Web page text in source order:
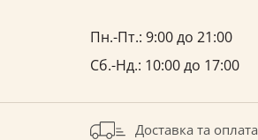
Пн.-Пт.: 9:00 до 21:00
Сб.-Нд.: 10:00 до 17:00
Доставка та оплата